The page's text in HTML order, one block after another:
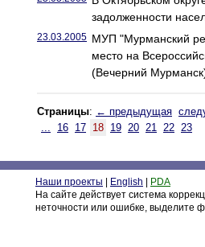
задолженности
23.03.2005 МУП "Мурманский
место на
(Вечерний
Страницы: ← предыдущая
...
16 17 18 19 20 21 22 23
Наши проекты English
PDA
На сайте действует система
неточности или ошибке, выделите